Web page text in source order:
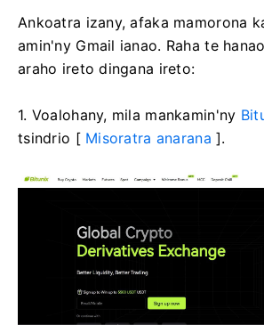
Ankoatra izany, afaka mamorona
amin'ny Gmail ianao. Raha te
araho ireto dingana ireto:
1. Voalohany, mila mankamin'ny
tsindrio [ Misoratra anarana ].